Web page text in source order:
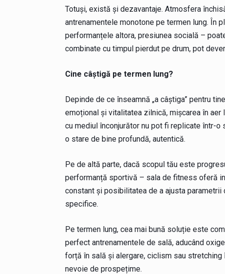
Totuși, există și dezavantaje. Atmosfera
antrenamentele monotone pe termen lung. În
performanțele altora, presiunea socială –
combinate cu timpul pierdut pe drum, pot
Cine câștigă pe termen lung?
Depinde de ce înseamnă „a câștiga” pentru
emoțional și vitalitatea zilnică, mișcarea în
cu mediul înconjurător nu pot fi replicate într-
o stare de bine profundă, autentică.
Pe de altă parte, dacă scopul tău este
performanță sportivă – sala de fitness oferă
constant și posibilitatea de a ajusta
specifice.
Pe termen lung, cea mai bună soluție este
perfect antrenamentele de sală, aducând
forță în sală și alergare, ciclism sau stretching
nevoie de prospețime.